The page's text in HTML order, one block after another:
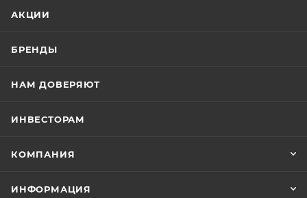
АКЦИИ
БРЕНДЫ
НАМ ДОВЕРЯЮТ
ИНВЕСТОРАМ
КОМПАНИЯ
ИНФОРМАЦИЯ